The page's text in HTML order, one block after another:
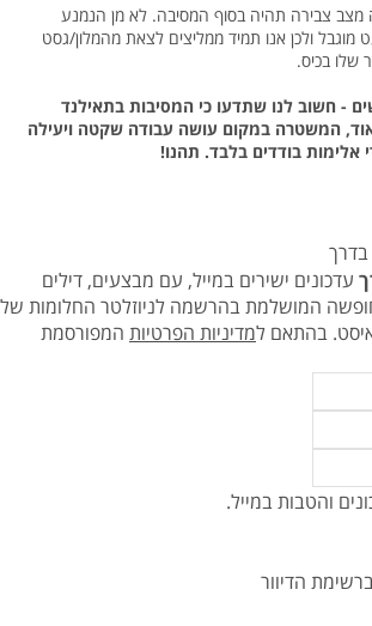
מצב צבירה תהיה בסוף המסיבה. לא מן הנמנע
מוגבל ולכן אנו תמיד ממליצים לצאת מהמלון/גסט
שלו בכיס.
- חשוב לנו שתדעו כי המסיבות בתאילנד
המשטרה במקום עושה עבודה שקטה ויעילה
אלימות בודדים בלבד. תהנו!
עדכונים ישירים במייל, עם מבצעים, דילים
המושלמת בהרשמה לניוזלטר החלומות של
בהתאם למדיניות הפרטיות המפורסמת
והטבות במייל.
הדיוור